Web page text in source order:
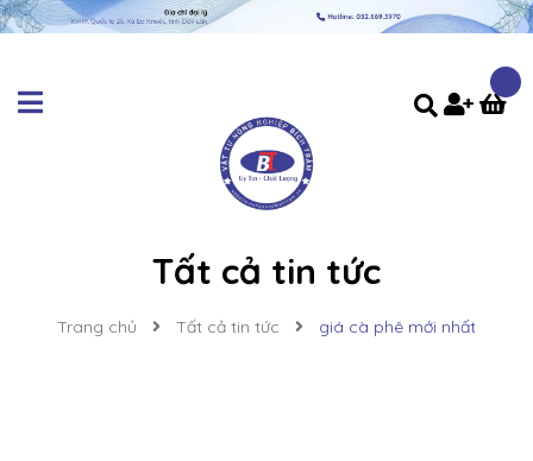
Tất cả tin tức
Trang chủ Tất cả tin tức giá cà phê mới nhất